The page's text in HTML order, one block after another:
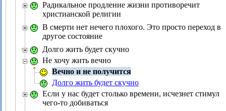
Радикальное продление жизни противоречит
христианской религии
В смерти нет нечего плохого. Это просто переход в
другое состояние
Долго жить будет скучно
Не хочу жить вечно
Вечно и не получится
Долго жить будет скучно
Если у нас будет столько времени, исчезнет стимул
чего-то добиваться